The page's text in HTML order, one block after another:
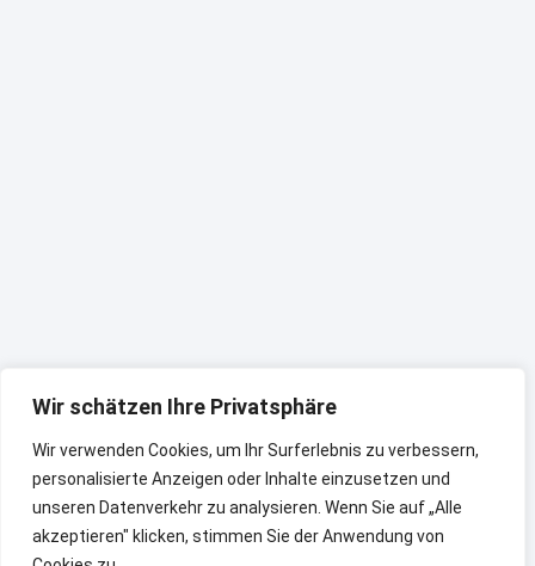
Wir schätzen Ihre Privatsphäre
Wir verwenden Cookies, um Ihr Surferlebnis zu verbessern,
personalisierte Anzeigen oder Inhalte einzusetzen und
unseren Datenverkehr zu analysieren. Wenn Sie auf „Alle
akzeptieren" klicken, stimmen Sie der Anwendung von